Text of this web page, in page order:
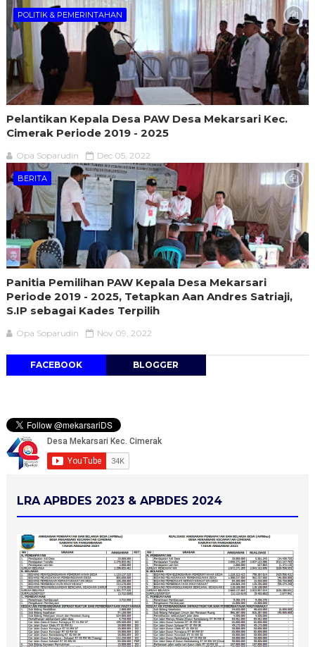
POLITIK & PEMERINTAHAN
Pelantikan Kepala Desa PAW Desa Mekarsari Kec.
Cimerak Periode 2019 - 2025
Opa Soparudin Dec 05, 2022
BERITA
Panitia Pemilihan PAW Kepala Desa Mekarsari
Periode 2019 - 2025, Tetapkan Aan Andres Satriaji,
S.IP sebagai Kades Terpilih
Opa Soparudin Nov 09, 2022
FACEBOOK BLOGGER
LRA APBDES 2023 & APBDES 2024